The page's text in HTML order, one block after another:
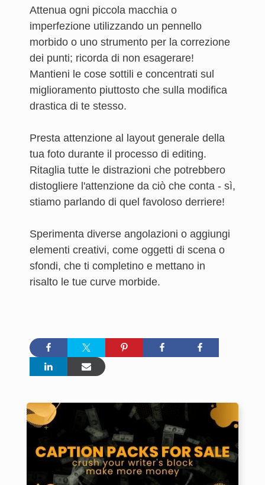
Attenua ogni piccola macchia o
imperfezione utilizzando un pennello
morbido o uno strumento per la correzione
dei punti; ricorda di non esagerare!
Mantieni le cose sottili e concentrati sul
miglioramento piuttosto che sulla modifica
drastica di te stesso.
Presta attenzione al layout generale della
tua foto durante il processo di editing.
Ritaglia tutte le distrazioni che potrebbero
distogliere l'attenzione da ciò che conta - sì,
stiamo parlando di quel favoloso derriere!
Sperimenta diverse angolazioni o aggiungi
elementi creativi, come oggetti di scena o
sfondi, che ti completino e mettano in
risalto le tue curve morbide.